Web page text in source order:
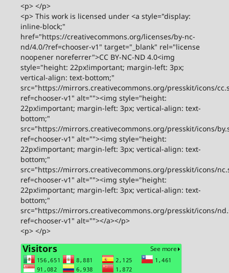
<p> </p>
<p> This work is licensed under <a style="display:
inline-block;"
href="https://creativecommons.org/licenses/by-nc-
nd/4.0/?ref=chooser-v1" target="_blank" rel="license
noopener noreferrer">CC BY-NC-ND 4.0<img
style="height: 22px!important; margin-left: 3px;
vertical-align: text-bottom;"
src="https://mirrors.creativecommons.org/presskit/icons/
ref=chooser-v1" alt=""><img style="height:
22px!important; margin-left: 3px; vertical-align: text-
bottom;"
src="https://mirrors.creativecommons.org/presskit/icons/
ref=chooser-v1" alt=""><img style="height:
22px!important; margin-left: 3px; vertical-align: text-
bottom;"
src="https://mirrors.creativecommons.org/presskit/icons/
ref=chooser-v1" alt=""><img style="height:
22px!important; margin-left: 3px; vertical-align: text-
bottom;"
src="https://mirrors.creativecommons.org/presskit/icons/
ref=chooser-v1" alt=""></a></p>
<p> </p>